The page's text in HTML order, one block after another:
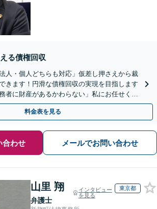
る債権回収
人・個人どちらも対応」仮差し押さえから裁
きます！円滑な債権回収の実現を目指します
者に財産があるかわらない」私にお任せくだ
【休日・夜間相談可】
料金表を見る
合わせ メールでお問い合わせ
山里 翔
弁護士
インタビュー
を見る
東京都